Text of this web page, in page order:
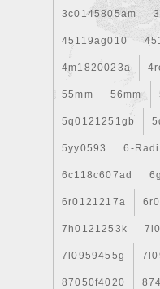
3c0145805am
45119ag010
4m1820023a
55mm 56mm
5q0121251gb
5yy0593 6-
6c118c607ad
6r0121217a
7h0121253k
7l0959455g
87050f4020